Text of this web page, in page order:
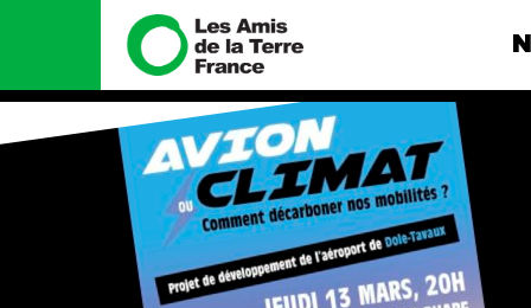
Nous connaître
Histoire
Manifeste
Missions et méthodes
Nos
Total, rendez-
tribunal
Gaz « naturel
enfumage